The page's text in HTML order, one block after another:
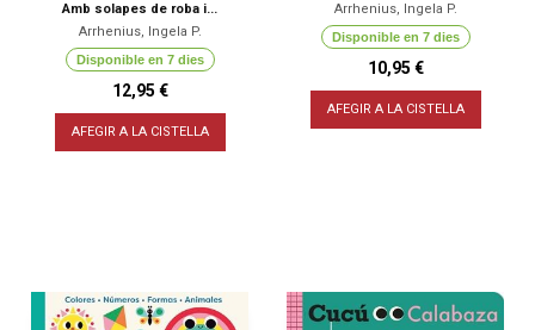
Amb solapes de roba i...
Arrhenius, Ingela P.
Disponible en 7 dies
12,95 €
AFEGIR A LA CISTELLA
Arrhenius, Ingela P.
Disponible en 7 dies
10,95 €
AFEGIR A LA CISTELLA